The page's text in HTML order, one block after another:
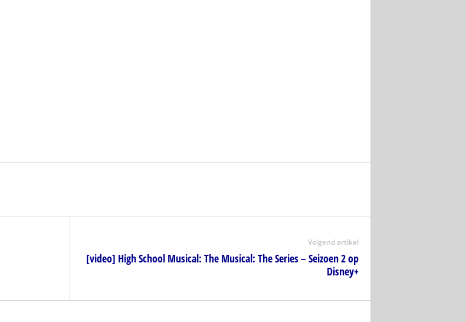
Volgend artikel
[video] High School Musical: The Musical: The Series – Seizoen 2 op
Disney+